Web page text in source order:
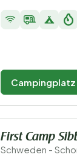
Campingplatz
First Camp
Schweden -